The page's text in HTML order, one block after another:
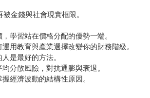
金錢與社會現實框限。
學習站在價格分配的優勢一端。
用教育與產業選擇改變你的財務階級。
是最好的方法。
分散風險，對抗通膨與衰退。
經濟波動的結構性原因。